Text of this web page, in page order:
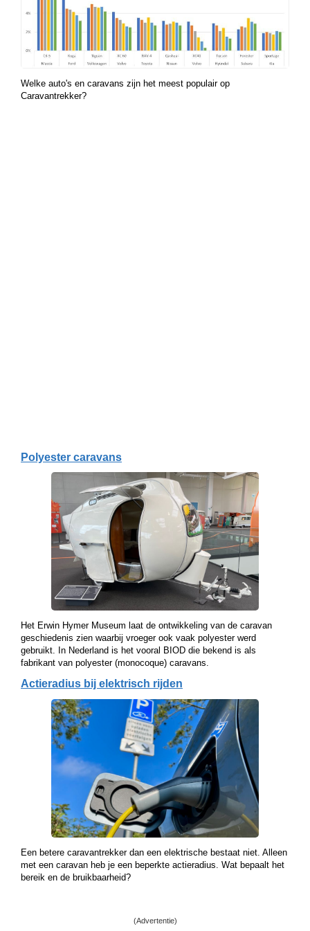
Welke auto's en caravans zijn het meest populair op
Caravantrekker?
Polyester caravans
Het Erwin Hymer Museum laat de ontwikkeling van de caravan
geschiedenis zien waarbij vroeger ook vaak polyester werd
gebruikt. In Nederland is het vooral BIOD die bekend is als
fabrikant van polyester (monocoque) caravans.
Actieradius bij elektrisch rijden
Een betere caravantrekker dan een elektrische bestaat niet. Alleen
met een caravan heb je een beperkte actieradius. Wat bepaalt het
bereik en de bruikbaarheid?
(Advertentie)